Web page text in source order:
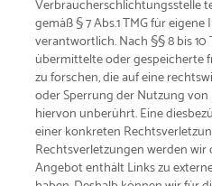
Verbraucherschlichtungsstelle
gemäß § 7 Abs.1 TMG für
verantwortlich. Nach §§ 8 bis
übermittelte oder gespeicherte
zu forschen, die auf eine
oder Sperrung der Nutzung
hiervon unberührt. Eine
einer konkreten
Rechtsverletzungen werden
Angebot enthält Links zu